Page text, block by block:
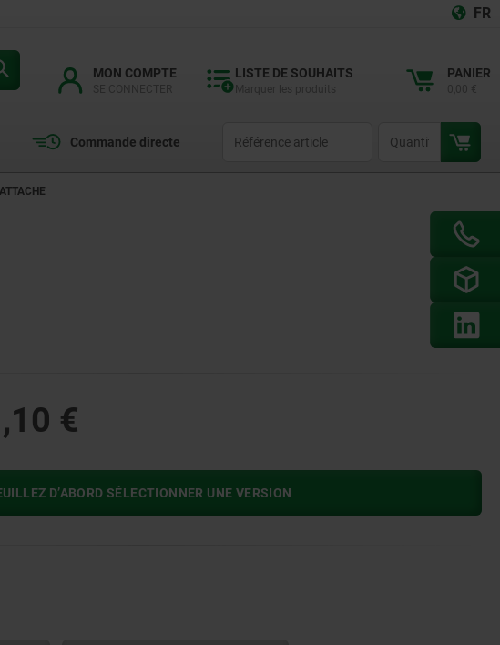
FR
MON COMPTE LISTE DE SOUHAITS PANIER
Commande directe
ATTACHE
€
D’ABORD SÉLECTIONNER UNE VERSION